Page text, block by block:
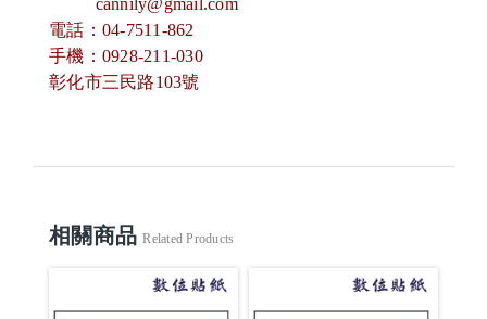
cannily@gmail.com
電話：04-7511-862
手機：0928-211-030
彰化市三民路103號
相關商品Related Products